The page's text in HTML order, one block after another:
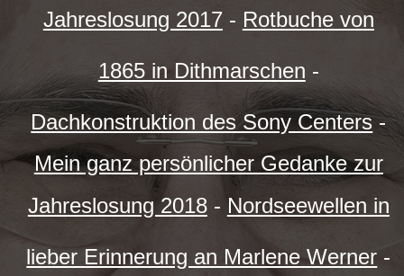
Jahreslosung 2017- Rotbuche von
1865 in Dithmarschen -
Dachkonstruktion des Sony Centers-
Mein ganz persönlicher Gedanke zur
Jahreslosung 2018- Nordseewellen in
lieber Erinnerung an Marlene Werner -